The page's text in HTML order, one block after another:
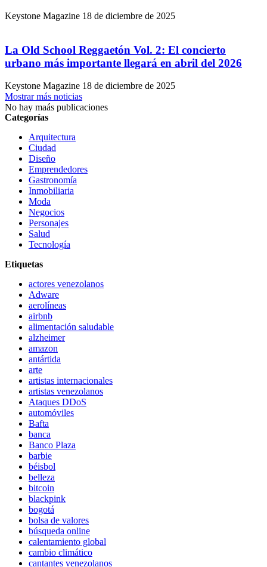
Keystone Magazine 18 de diciembre de 2025
La Old School Reggaetón Vol. 2: El concierto
urbano más importante llegará en abril del 2026
Keystone Magazine 18 de diciembre de 2025
Mostrar más noticias
No hay maás publicaciones
Categorías
Arquitectura
Ciudad
Diseño
Emprendedores
Gastronomía
Inmobiliaria
Moda
Negocios
Personajes
Salud
Tecnología
Etiquetas
actores venezolanos
Adware
aerolíneas
airbnb
alimentación saludable
alzheimer
amazon
antártida
arte
artistas internacionales
artistas venezolanos
Ataques DDoS
automóviles
Bafta
banca
Banco Plaza
barbie
béisbol
belleza
bitcoin
blackpink
bogotá
bolsa de valores
búsqueda online
calentamiento global
cambio climático
cantantes venezolanos